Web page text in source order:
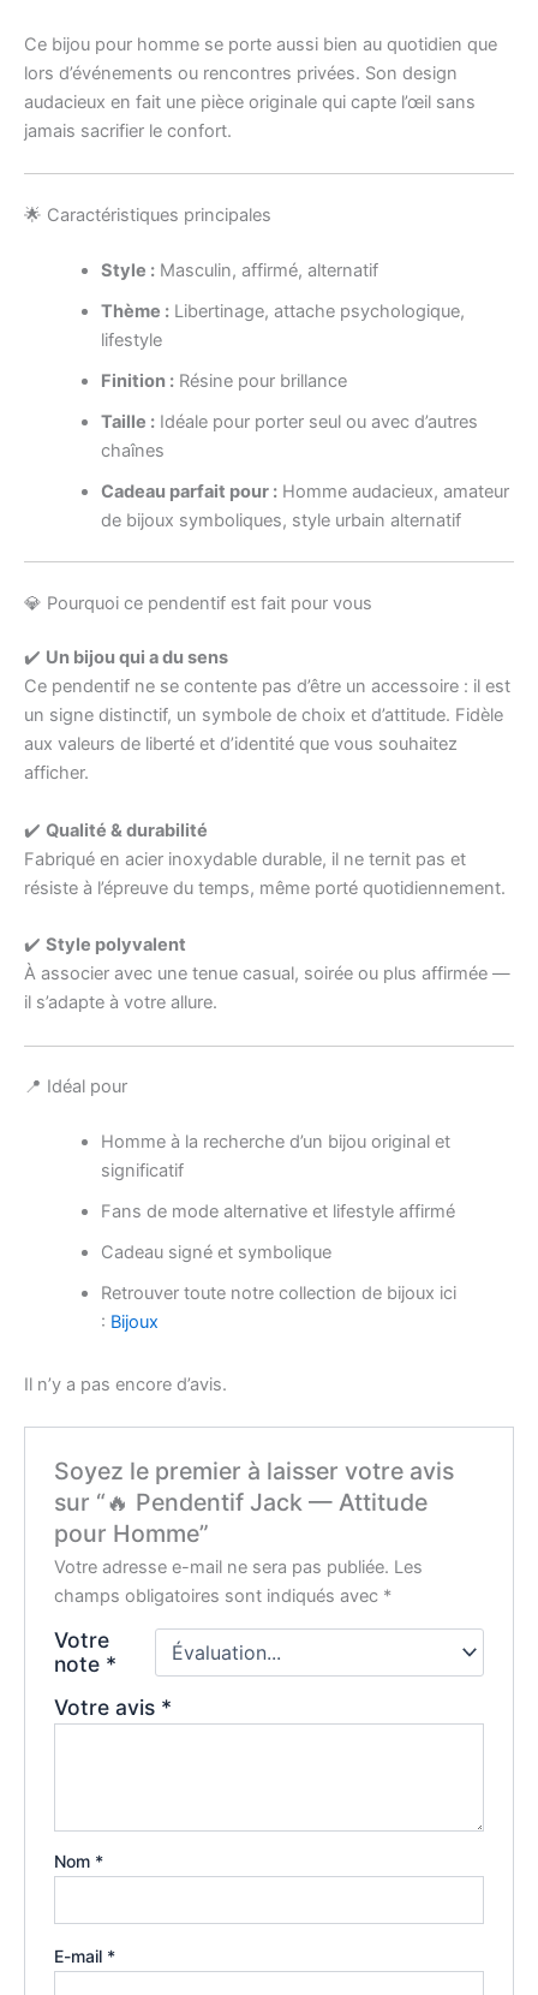
Ce bijou pour homme se porte aussi bien au quotidien que
lors d’événements ou rencontres privées. Son design
audacieux en fait une pièce originale qui capte l’œil sans
jamais sacrifier le confort.
🌟 Caractéristiques principales
Style :Masculin, affirmé, alternatif
Thème :Libertinage, attache psychologique,
lifestyle
Finition :Résine pour brillance
Taille :Idéale pour porter seul ou avec d’autres
chaînes
Cadeau parfait pour :Homme audacieux, amateur
de bijoux symboliques, style urbain alternatif
💎 Pourquoi ce pendentif est fait pour vous
✔️ Un bijou qui a du sens
Ce pendentif ne se contente pas d’être un accessoire : il est
un signe distinctif, un symbole de choix et d’attitude. Fidèle
aux valeurs de liberté et d’identité que vous souhaitez
afficher.
✔️ Qualité & durabilité
Fabriqué en acier inoxydable durable, il ne ternit pas et
résiste à l’épreuve du temps, même porté quotidiennement.
✔️ Style polyvalent
À associer avec une tenue casual, soirée ou plus affirmée —
il s’adapte à votre allure.
📍 Idéal pour
Homme à la recherche d’un bijou original et
significatif
Fans de mode alternative et lifestyle affirmé
Cadeau signé et symbolique
Retrouver toute notre collection de bijoux ici
: Bijoux
Il n’y a pas encore d’avis.
Soyez le premier à laisser votre avis
sur “🔥 Pendentif Jack — Attitude
pour Homme”
Votre adresse e-mail ne sera pas publiée. Les
champs obligatoires sont indiqués avec *
Votre
note *
Votre avis *
Nom *
E-mail *